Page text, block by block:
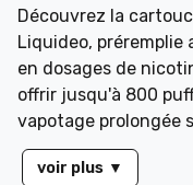
Découvrez la
Liquideo, préremplie
en dosages de
offrir jusqu'à 800
vapotage prolongée
ratio PG/VG de 50/
entre un hit en
voir plus ▼